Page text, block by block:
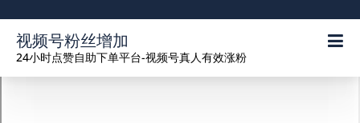
视频号粉丝增加
24小时点赞自助下单平台-视频号真人有效涨粉